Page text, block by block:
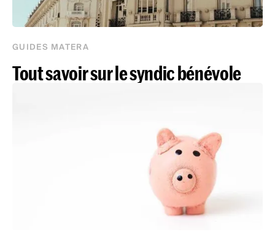
GUIDES MATERA
Tout savoir sur le syndic bénévole